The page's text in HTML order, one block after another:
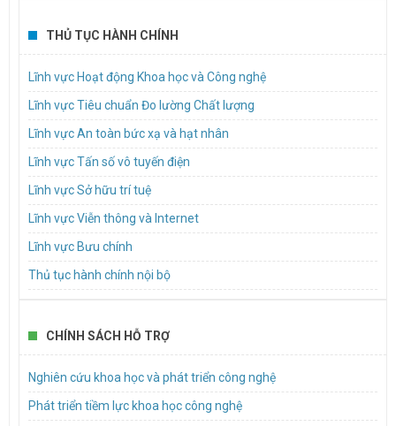
về quản trị tài chính cho tổ chức tham gia Đề án xây dựng cơ chế
chuẩn quốc tế”
TP.HCM lấy ý kiến dự thảo quy định nội dung và mức chi cho
các cuộc thi, hội thi về khoa học, công nghệ và đổi mới sáng tạo
Mời báo giá dịch vụ hậu cần Tổ chức hội nghị kết nối, chia sẻ
giải pháp, hướng dẫn đổi mới sáng tạo trong khu vực công năm
2026 (InnoGov Coffee)
Hướng dẫn tiêu chuẩn người lao động tham gia trực tiếp vào
quá trình cung cấp dịch vụ bưu chính KT1
Dự thảo Nghị quyết của Hội đồng nhân dân Thành phố Hồ Chí
điện tử
động đổi mới sáng tạo cho doanh nghiệp khởi nghiệp sáng tạo,
doanh nghiệp nhỏ và vừa trên địa bàn Thành phố
THỦ TỤC HÀNH CHÍNH
Lĩnh vực Hoạt động Khoa học và Công nghệ
Lĩnh vực Tiêu chuẩn Đo lường Chất lượng
Lĩnh vực An toàn bức xạ và hạt nhân
Lĩnh vực Tấn số vô tuyến điện
Lĩnh vực Sở hữu trí tuệ
Lĩnh vực Viễn thông và Internet
Lĩnh vực Bưu chính
Thủ tục hành chính nội bộ
CHÍNH SÁCH HỖ TRỢ
Nghiên cứu khoa học và phát triển công nghệ
Phát triển tiềm lực khoa học công nghệ